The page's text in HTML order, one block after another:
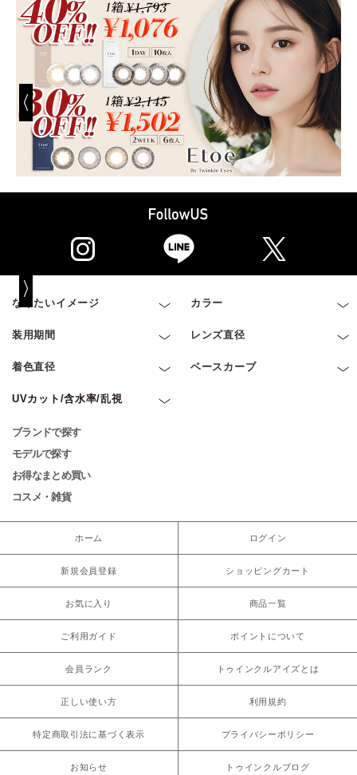
なりたいイメージ カラー
装用期間 レンズ直径
着色直径 ベースカーブ
UVカット/含水率/乱視
ブランドで探す
モデルで探す
お得なまとめ買い
コスメ・雑貨
ホーム ログイン
新規会員登録 ショッピングカート
お気に入り 商品一覧
ご利用ガイド ポイントについて
会員ランク トゥインクルアイズとは
正しい使い方 利用規約
特定商取引法に基づく表示 プライバシーポリシー
お知らせ トゥインクルブログ